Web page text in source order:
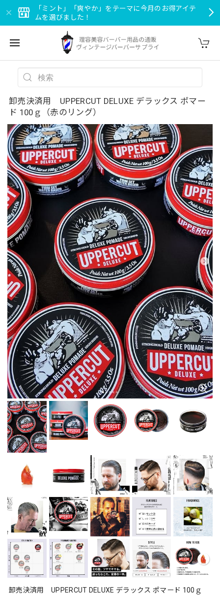
「ミント」「爽やか」をテーマに今月のお得アイテ
ムを選びました！
卸売決済用 UPPERCUT DELUXE デラックス ポマー
ド 100ｇ（赤のリング）
卸売決済用 UPPERCUT DELUXE デラックス ポマード 100ｇ